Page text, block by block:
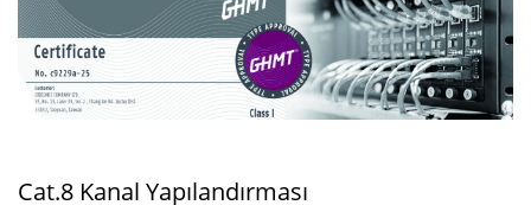
Cat.8 Kanal Yapılandırması